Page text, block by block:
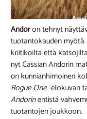
Andoron tehnyt
tuotantokauden
kriitikoilta että
nyt Cassian Andorin
on kunnianhimoinen
Rogue One-elokuvan
Andorinentistä
tuotantojen joukkoon.